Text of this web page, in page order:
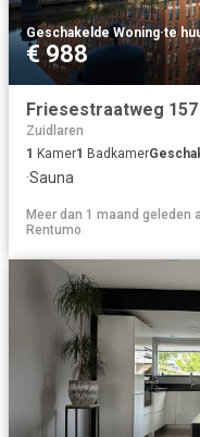
Geschakelde Woning·te
€ 988
Friesestraatweg
Zuidlaren
1 Kamer1 Badkamer
·Sauna
Meer dan 1 maand geleden
Rentumo